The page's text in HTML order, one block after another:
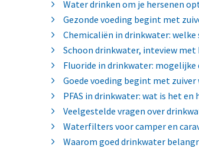
Water drinken om je hersenen
Gezonde voeding begint met
Chemicaliën in drinkwater:
Schoon drinkwater, inteview met
Fluoride in drinkwater:
Goede voeding begint met
PFAS in drinkwater: wat is het en
Veelgestelde vragen over
Waterfilters voor camper en
Waarom goed drinkwater